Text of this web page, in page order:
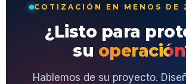
COTIZACIÓN EN MENOS DE
¿Listo para
su operación
Hablemos de su proyecto.